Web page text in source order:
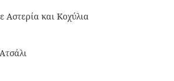
Αστερία και Κοχύλια